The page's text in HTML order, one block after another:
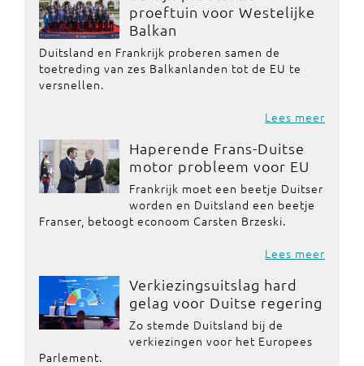
proeftuin voor Westelijke
Balkan
Duitsland en Frankrijk proberen samen de
toetreding van zes Balkanlanden tot de EU te
versnellen.
Lees meer
Haperende Frans-Duitse
motor probleem voor EU
Frankrijk moet een beetje Duitser
worden en Duitsland een beetje
Franser, betoogt econoom Carsten Brzeski.
Lees meer
Verkiezingsuitslag hard
gelag voor Duitse regering
Zo stemde Duitsland bij de
verkiezingen voor het Europees
Parlement.